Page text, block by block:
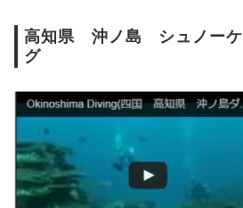
高知県 沖ノ島 シュノー
グ